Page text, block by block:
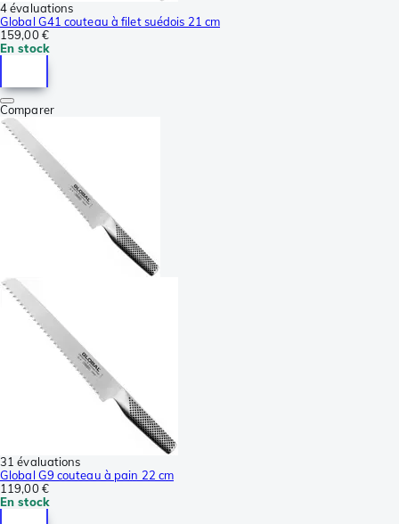
4 évaluations
Global G41 couteau à filet suédois 21 cm
159,00 €
En stock
Comparer
31 évaluations
Global G9 couteau à pain 22 cm
119,00 €
En stock